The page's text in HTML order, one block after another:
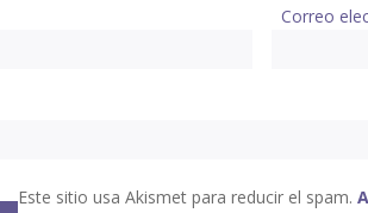
Correo
Este sitio usa Akismet para reducir el spam.